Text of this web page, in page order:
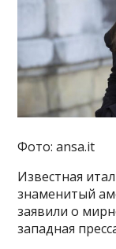
Фото: ansa.it
Известная
знаменитый
заявили о
западная